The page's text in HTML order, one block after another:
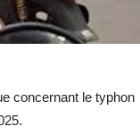
concernant le typhon